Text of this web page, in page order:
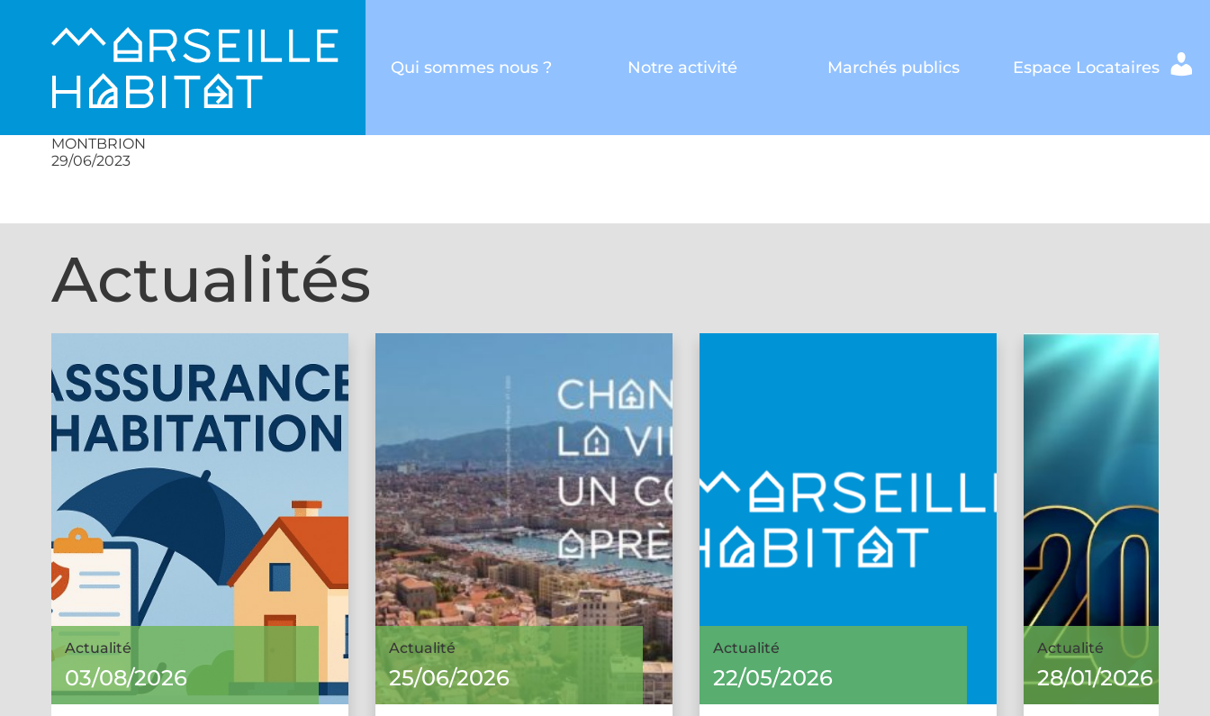
Qui sommes nous ? Notre activité Marchés publics Espace Locataires
MONTBRION
29/06/2023
Actualités
Actualité
03/08/2026
Actualité
25/06/2026
Actualité
22/05/2026
Actualité
28/01/2026